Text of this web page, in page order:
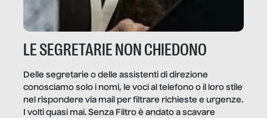
LE SEGRETARIE NON CHIEDONO
Delle segretarie o delle assistenti di direzione
conosciamo solo i nomi, le voci al telefono o il loro stile
nel rispondere via mail per filtrare richieste e urgenze.
I volti quasi mai. Senza Filtro è andato a scavare